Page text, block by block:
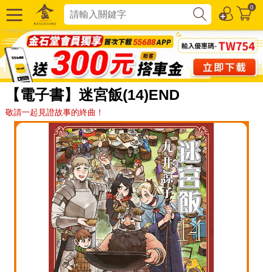
0
【電子書】迷宮飯(14)END
敬請一起見證故事的終曲！